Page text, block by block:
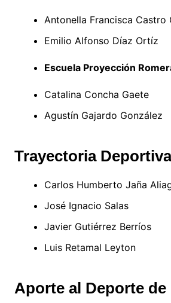
Antonella Francisca Castro
Emilio Alfonso Díaz Ortíz
Escuela Proyección
Catalina Concha Gaete
Agustín Gajardo González
Trayectoria Deportiva
Carlos Humberto Jaña
José Ignacio Salas
Javier Gutiérrez Berríos
Luis Retamal Leyton
Aporte al Deporte de